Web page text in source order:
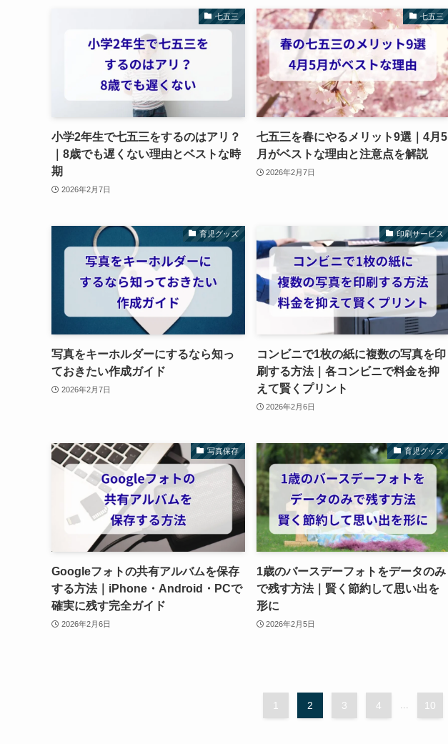
七五三
小学2年生で七五三をするのはアリ？
｜8歳でも遅くない理由とベストな時
期
2026年2月7日
七五三
七五三を春にやるメリット9選｜4月5
月がベストな理由と注意点を解説
2026年2月7日
育児グッズ
写真をキーホルダーにするなら知っ
ておきたい作成ガイド
2026年2月7日
印刷サービス
コンビニで1枚の紙に複数の写真を印
刷する方法｜各コンビニで料金を抑
えて賢くプリント
2026年2月6日
写真保存
Googleフォトの共有アルバムを保存
する方法｜iPhone・Android・PCで
確実に残す完全ガイド
2026年2月6日
育児グッズ
1歳のバースデーフォトをデータのみ
で残す方法｜賢く節約して思い出を
形に
2026年2月5日
1 2 3 4 10